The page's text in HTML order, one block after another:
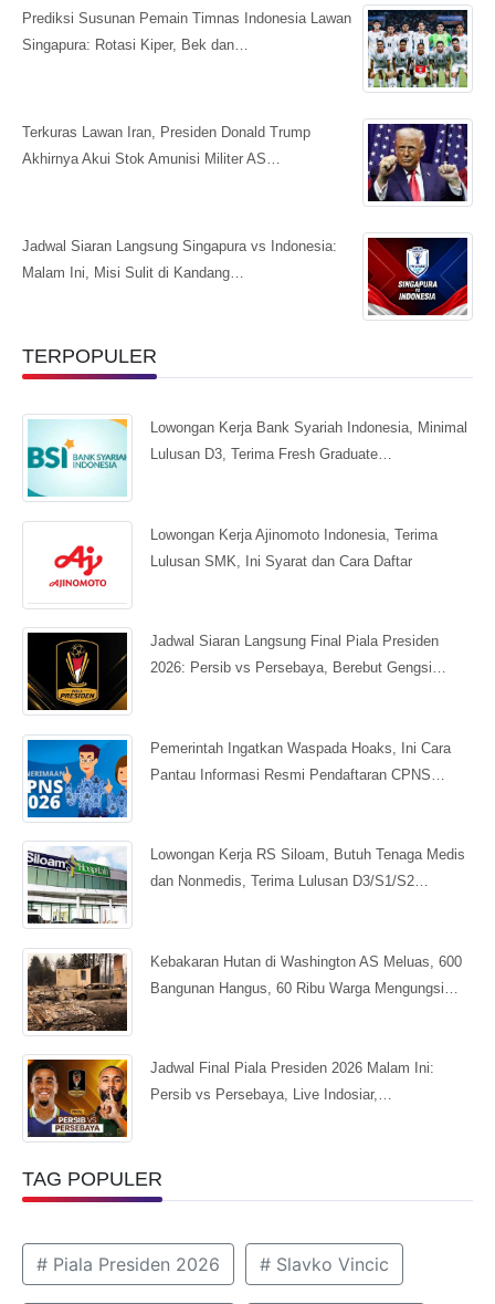
Prediksi Susunan Pemain Timnas Indonesia Lawan
Singapura: Rotasi Kiper, Bek dan…
Terkuras Lawan Iran, Presiden Donald Trump
Akhirnya Akui Stok Amunisi Militer AS…
Jadwal Siaran Langsung Singapura vs Indonesia:
Malam Ini, Misi Sulit di Kandang…
TERPOPULER
Lowongan Kerja Bank Syariah Indonesia, Minimal
Lulusan D3, Terima Fresh Graduate…
Lowongan Kerja Ajinomoto Indonesia, Terima
Lulusan SMK, Ini Syarat dan Cara Daftar
Jadwal Siaran Langsung Final Piala Presiden
2026: Persib vs Persebaya, Berebut Gengsi…
Pemerintah Ingatkan Waspada Hoaks, Ini Cara
Pantau Informasi Resmi Pendaftaran CPNS…
Lowongan Kerja RS Siloam, Butuh Tenaga Medis
dan Nonmedis, Terima Lulusan D3/S1/S2…
Kebakaran Hutan di Washington AS Meluas, 600
Bangunan Hangus, 60 Ribu Warga Mengungsi…
Jadwal Final Piala Presiden 2026 Malam Ini:
Persib vs Persebaya, Live Indosiar,…
TAG POPULER
# Piala Presiden 2026 # Slavko Vincic